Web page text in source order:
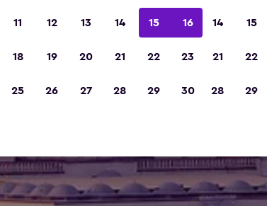
11 12 13 14 15 16
18 19 20 21 22 23
25 26 27 28 29 30
14 15
21 22
28 29